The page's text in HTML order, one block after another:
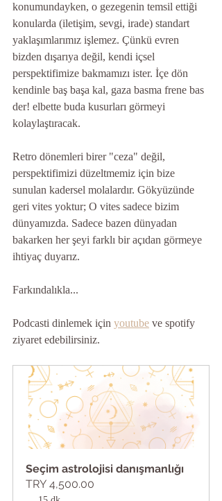
konumundayken, o gezegenin temsil ettiği
konularda (iletişim, sevgi, irade) standart
yaklaşımlarımız işlemez. Çünkü evren
bizden dışarıya değil, kendi içsel
perspektifimize bakmamızı ister. İçe dön
kendinle baş başa kal, gaza basma frene bas
der! elbette buda kusurları görmeyi
kolaylaştıracak.
Retro dönemleri birer "ceza" değil,
perspektifimizi düzeltmemiz için bize
sunulan kadersel molalardır. Gökyüzünde
geri vites yoktur; O vites sadece bizim
dünyamızda. Sadece bazen dünyadan
bakarken her şeyi farklı bir açıdan görmeye
ihtiyaç duyarız.
Farkındalıkla...
Podcasti dinlemek için youtube ve spotify
ziyaret edebilirsiniz.
Seçim astrolojisi danışmanlığı
TRY 4,500.00